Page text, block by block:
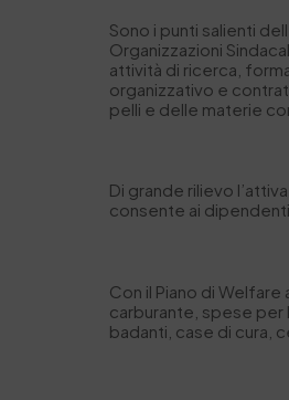
Sono i punti salienti
Organizzazioni
attività di ricerca,
organizzativo e
pelli e delle materie
Di grande rilievo
consente ai
Con il Piano di
carburante, spese per
badanti, case di cura,